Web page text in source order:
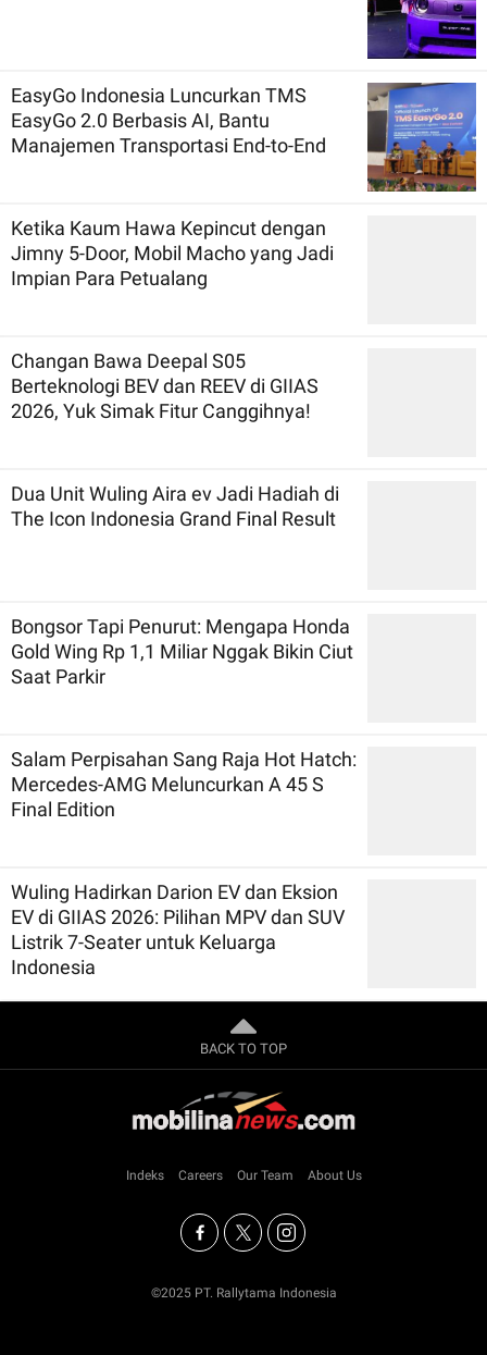
EasyGo Indonesia Luncurkan TMS
EasyGo 2.0 Berbasis AI, Bantu
Manajemen Transportasi End-to-End
Ketika Kaum Hawa Kepincut dengan
Jimny 5-Door, Mobil Macho yang Jadi
Impian Para Petualang
Changan Bawa Deepal S05
Berteknologi BEV dan REEV di GIIAS
2026, Yuk Simak Fitur Canggihnya!
Dua Unit Wuling Aira ev Jadi Hadiah di
The Icon Indonesia Grand Final Result
Bongsor Tapi Penurut: Mengapa Honda
Gold Wing Rp 1,1 Miliar Nggak Bikin Ciut
Saat Parkir
Salam Perpisahan Sang Raja Hot Hatch:
Mercedes-AMG Meluncurkan A 45 S
Final Edition
Wuling Hadirkan Darion EV dan Eksion
EV di GIIAS 2026: Pilihan MPV dan SUV
Listrik 7-Seater untuk Keluarga
Indonesia
BACK TO TOP
Indeks Careers Our Team About Us
©2025 PT. Rallytama Indonesia